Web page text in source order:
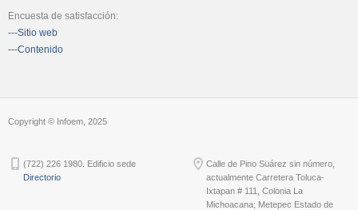
Encuesta de satisfacción:
---Sitio web
---Contenido
Copyright © Infoem, 2025
(722) 226 1980. Edificio sede
Directorio
Calle de Pino Suárez sin número,
actualmente Carretera Toluca-
Ixtapan # 111, Colonia La
Michoacana; Metepec Estado de